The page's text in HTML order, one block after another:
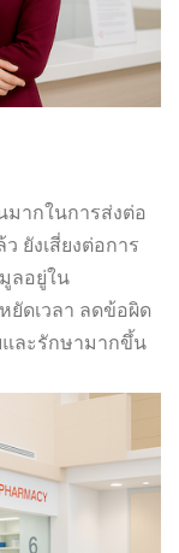
มากในการส่งต่อ
ยังเสี่ยงต่อการ
ลอยู่ใน
ยัดเวลา ลดข้อผิด
ละรักษามากขึ้น